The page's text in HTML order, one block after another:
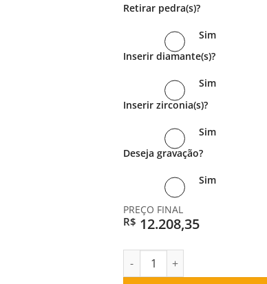
Retirar pedra(s)?
Sim
Inserir diamante(s)?
Sim
Inserir zirconia(s)?
Sim
Deseja gravação?
Sim
PREÇO FINAL
R$ 12.208,35
PAR DE ALIANÇAS OURO 18K